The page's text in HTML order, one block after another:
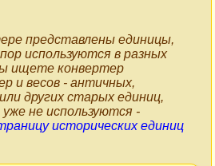
представлены единицы,
используются в разных
ищете конвертер
и весов - античных,
других старых единиц,
не используются -
исторических единиц